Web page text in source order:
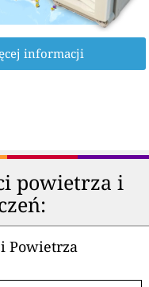
informacji
powietrza i
Powietrza